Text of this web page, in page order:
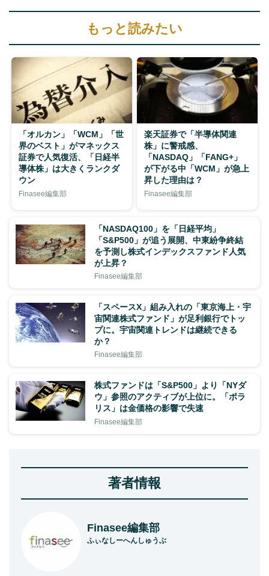
もっと読みたい
「オルカン」「WCM」「世
界のベスト」がマネックス
証券で人気復活、「日経半
導体株」は大きくランクダ
ウン
Finasee編集部
楽天証券で「半導体関連
株」に警戒感、
「NASDAQ」「FANG+」
が下がる中「WCM」が急上
昇した理由は？
Finasee編集部
「NASDAQ100」を「日経平均」
「S&P500」が追う展開、中東紛争終結
を予測し株式インデックスファンド人気
が上昇？
Finasee編集部
「スペースX」組み入れの「東京海上・宇
宙関連株式ファンド」が足利銀行でトッ
プに。宇宙関連トレンドは継続できる
か？
Finasee編集部
株式ファンドは「S&P500」より「NYダ
ウ」参照のアクティブが上位に。「ポラ
リス」は金価格の影響で失速
Finasee編集部
著者情報
Finasee編集部
ふぃなしーへんしゅうぶ